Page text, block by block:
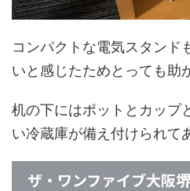
コンパクトな電気スタンド
いと感じたためとっても助
机の下にはポットとカップ
い冷蔵庫が備え付けられて
ザ・ワンファイブ大阪